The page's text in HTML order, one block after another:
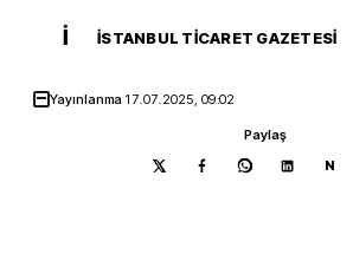
İ İSTANBUL TICARET GAZETESI
Yayınlanma 17.07.2025, 09:02
Paylaş
N